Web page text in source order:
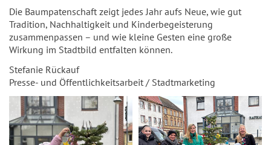
Die Baumpatenschaft zeigt jedes Jahr aufs Neue, wie gut
Tradition, Nachhaltigkeit und Kinderbegeisterung
zusammenpassen – und wie kleine Gesten eine große
Wirkung im Stadtbild entfalten können.
Stefanie Rückauf
Presse- und Öffentlichkeitsarbeit / Stadtmarketing